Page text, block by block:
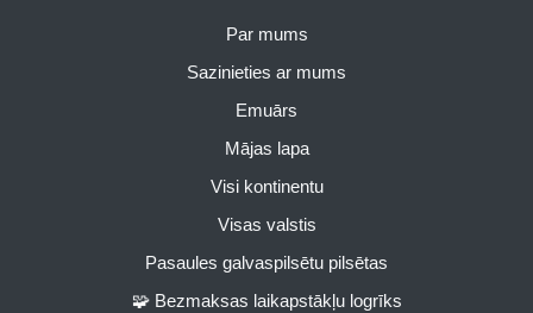
Par mums
Sazinieties ar mums
Emuārs
Mājas lapa
Visi kontinentu
Visas valstis
Pasaules galvaspilsētu pilsētas
🧩 Bezmaksas laikapstākļu logrīks